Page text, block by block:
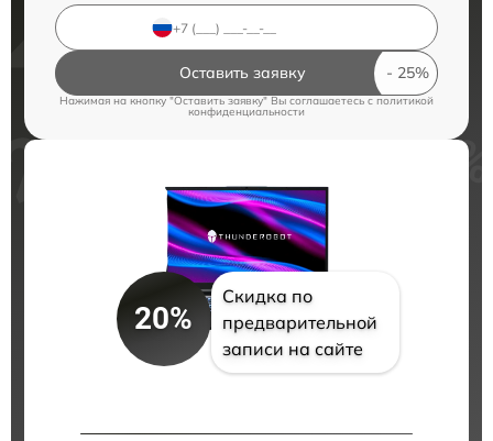
Оставить заявку
Нажимая на кнопку "Оставить заявку" Вы соглашаетесь cполитикой
конфиденциальности
20%
Скидка по
предварительной
записи на сайте